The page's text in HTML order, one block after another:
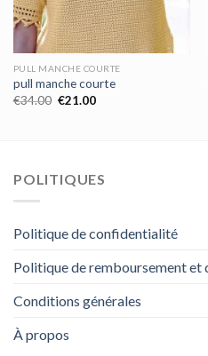
PULL MANCHE COURTE
pull manche courte
€34.00 €21.00
POLITIQUES
Politique de confidentialité
Politique de remboursement et
Conditions générales
À propos